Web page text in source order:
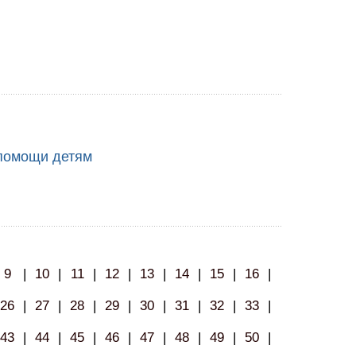
детям
9 | 10 | 11 | 12 | 13 | 14 | 15 | 16 |
26 | 27 | 28 | 29 | 30 | 31 | 32 | 33 |
43 | 44 | 45 | 46 | 47 | 48 | 49 | 50 |